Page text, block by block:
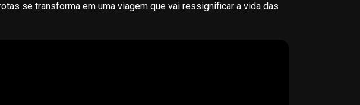
se transforma em uma viagem que vai ressignificar a vida das